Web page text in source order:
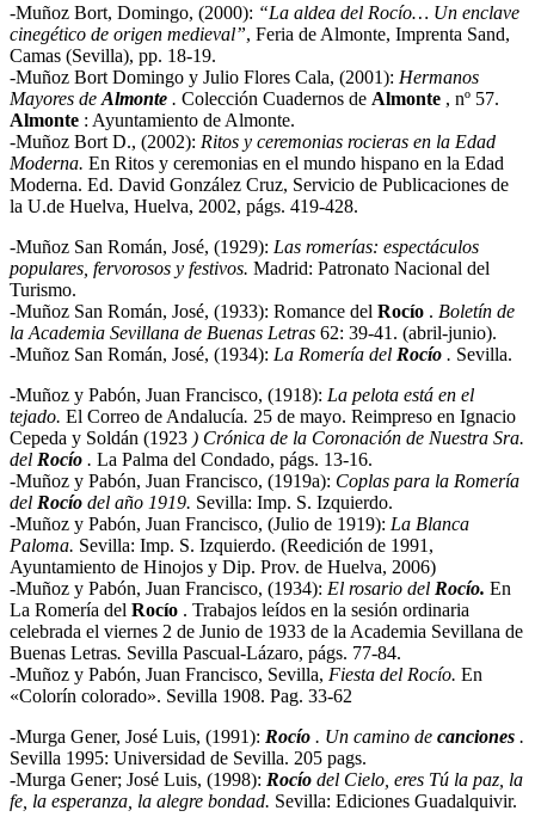
-Muñoz Bort, Domingo, (2000): “La aldea del Rocío… Un enclave
cinegético de origen medieval”, Feria de Almonte, Imprenta Sand,
Camas (Sevilla), pp. 18-19.
-Muñoz Bort Domingo y Julio Flores Cala, (2001): Hermanos
Mayores de Almonte . Colección Cuadernos de Almonte , nº 57.
Almonte : Ayuntamiento de Almonte.
-Muñoz Bort D., (2002): Ritos y ceremonias rocieras en la Edad
Moderna. En Ritos y ceremonias en el mundo hispano en la Edad
Moderna. Ed. David González Cruz, Servicio de Publicaciones de
la U.de Huelva, Huelva, 2002, págs. 419-428.
-Muñoz San Román, José, (1929): Las romerías: espectáculos
populares, fervorosos y festivos. Madrid: Patronato Nacional del
Turismo.
-Muñoz San Román, José, (1933): Romance del Rocío . Boletín de
la Academia Sevillana de Buenas Letras 62: 39-41. (abril-junio).
-Muñoz San Román, José, (1934): La Romería del Rocío . Sevilla.
-Muñoz y Pabón, Juan Francisco, (1918): La pelota está en el
tejado. El Correo de Andalucía. 25 de mayo. Reimpreso en Ignacio
Cepeda y Soldán (1923 ) Crónica de la Coronación de Nuestra Sra.
del Rocío . La Palma del Condado, págs. 13-16.
-Muñoz y Pabón, Juan Francisco, (1919a): Coplas para la Romería
del Rocío del año 1919. Sevilla: Imp. S. Izquierdo.
-Muñoz y Pabón, Juan Francisco, (Julio de 1919): La Blanca
Paloma. Sevilla: Imp. S. Izquierdo. (Reedición de 1991,
Ayuntamiento de Hinojos y Dip. Prov. de Huelva, 2006)
-Muñoz y Pabón, Juan Francisco, (1934): El rosario del Rocío. En
La Romería del Rocío . Trabajos leídos en la sesión ordinaria
celebrada el viernes 2 de Junio de 1933 de la Academia Sevillana de
Buenas Letras. Sevilla Pascual-Lázaro, págs. 77-84.
-Muñoz y Pabón, Juan Francisco, Sevilla, Fiesta del Rocío. En
«Colorín colorado». Sevilla 1908. Pag. 33-62
-Murga Gener, José Luis, (1991): Rocío . Un camino de canciones .
Sevilla 1995: Universidad de Sevilla. 205 pags.
-Murga Gener; José Luis, (1998): Rocío del Cielo, eres Tú la paz, la
fe, la esperanza, la alegre bondad. Sevilla: Ediciones Guadalquivir.